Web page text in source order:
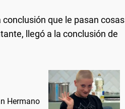
conclusión que le pasan cosas
llegó a la conclusión de
Hermano